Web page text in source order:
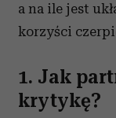
a na ile jest
korzyści
1. Jak
krytykę?